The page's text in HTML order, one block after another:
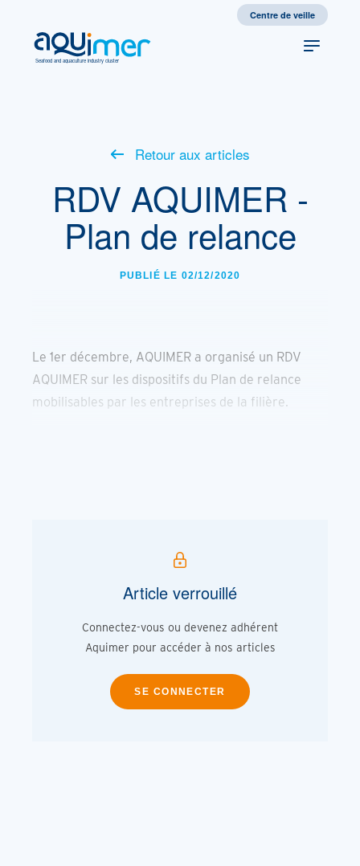
Centre de veille
Seafood and aquaculture industry cluster
Retour aux articles
RDV AQUIMER -
Plan de relance
PUBLIÉ LE 02/12/2020
Le 1er décembre, AQUIMER a organisé un RDV
AQUIMER sur les dispositifs du Plan de relance
mobilisables par les entreprises de la filière.
Article verrouillé
Connectez-vous ou devenez adhérent
Aquimer pour accéder à nos articles
SE CONNECTER